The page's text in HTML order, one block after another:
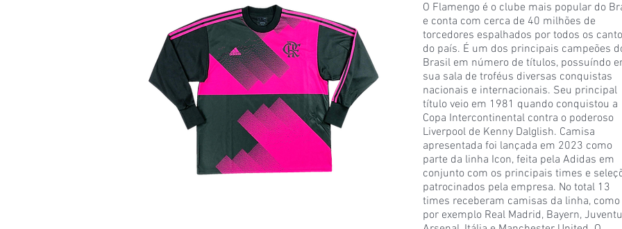
O Flamengo é o clube mais popular do
e conta com cerca de 40 milhões de
torcedores espalhados por todos os
do país. É um dos principais campeões
Brasil em número de títulos, possuíndo
sua sala de troféus diversas conquistas
nacionais e internacionais. Seu principal
título veio em 1981 quando conquistou a
Copa Intercontinental contra o poderoso
Liverpool de Kenny Dalglish. Camisa
apresentada foi lançada em 2023 como
parte da linha Icon, feita pela Adidas em
conjunto com os principais times e
patrocinados pela empresa. No total 13
times receberam camisas da linha, como
por exemplo Real Madrid, Bayern,